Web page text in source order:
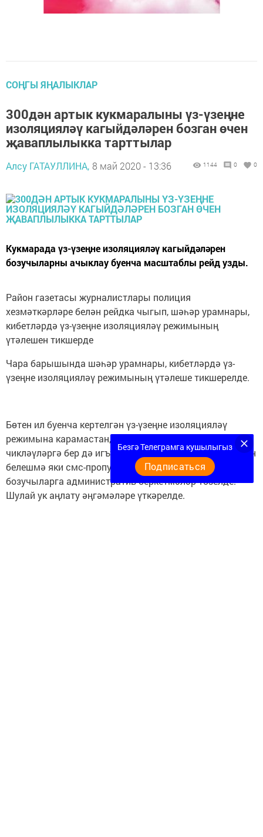
СОҢГЫ ЯҢАЛЫКЛАР
300дән артык кукмаралыны үз-үзеңне
изоляцияләү кагыйдәләрен бозган өчен
җаваплылыкка тарттылар
Алсу ГАТАУЛЛИНА, 8 май 2020 - 13:36 1144 0 0
Кукмарада үз-үзеңне изоляцияләү кагыйдәләрен
бозучыларны ачыклау буенча масштаблы рейд узды.
Район газетасы журналистлары полиция
хезмәткәрләре белән рейдка чыгып, шәһәр урамнары,
кибетләрдә үз-үзеңне изоляцияләү режимының
үтәлешен тикшерде
Чара барышында шәһәр урамнары, кибетләрдә үз-
үзеңне изоляцияләү режимының үтәлеше тикшерелде.
Бөтен ил буенча кертелгән үз-үзеңне изоляцияләү
режимына карамастан, кукмаралыларның бер өлеше
чикләүләргә бер дә игътибар итми икән. Эш урыныннан
белешмә яки смс-пропуск күрсәтә алмаган кагыйдә
бозучыларга административ беркетмәләр төзелде.
Шулай ук аңлату әңгәмәләре үткәрелде.
Безгә Телеграмга кушылыгыз
Подписаться